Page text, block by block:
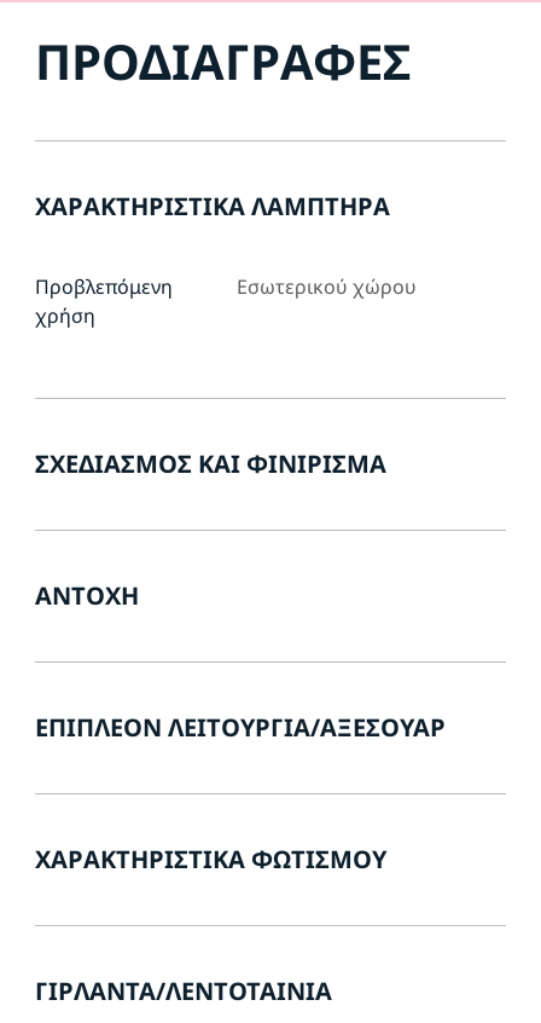
ΠΡΟΔΙΑΓΡΑΦΈΣ
ΧΑΡΑΚΤΗΡΙΣΤΙΚΆ ΛΑΜΠΤΉΡΑ
Προβλεπόμενη
χρήση
Εσωτερικού χώρου
ΣΧΕΔΙΑΣΜΌΣ ΚΑΙ ΦΙΝΊΡΙΣΜΑ
ΑΝΤΟΧΉ
ΕΠΙΠΛΈΟΝ ΛΕΙΤΟΥΡΓΊΑ/ΑΞΕΣΟΥΆΡ
ΧΑΡΑΚΤΗΡΙΣΤΙΚΆ ΦΩΤΙΣΜΟΎ
ΓΙΡΛΆΝΤΑ/ΛΕΝΤΟΤΑΙΝΊΑ